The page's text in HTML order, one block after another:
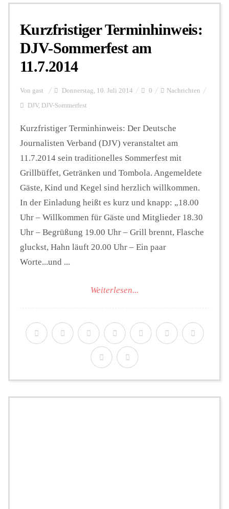
Personalien
FUNKTURM-Beiträge
Podcast
Seminare
Unterstützen
Kurzfristiger Terminhinweis:
DJV-Sommerfest am
11.7.2014
Von gast Donnerstag, 10. Juli 2014 0 Nachrichten
DJV, DJV-Sommerfest
Kurzfristiger Terminhinweis: Der Deutsche
Journalisten Verband (DJV) veranstaltet am
11.7.2014 sein traditionelles Sommerfest mit
Grillbüffet, Getränken und Tombola. Angemeldete
Gäste, Kind und Kegel sind herzlich willkommen.
In der Einladung heißt es kurz und knapp: „18.00
Uhr – Willkommen für Gäste und Mitglieder 18.30
Uhr – Begrüßung 19.00 Uhr – Grill brennt, Flasche
gluckst, Hahn läuft 20.00 Uhr – Ein paar
Worte...und ...
Weiterlesen...